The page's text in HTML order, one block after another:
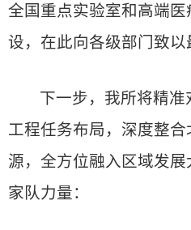
全国重点实验室和高端
设，在此向各级部门致以
下一步，我所将精
工程任务布局，深度整
源，全方位融入区域发
家队力量：